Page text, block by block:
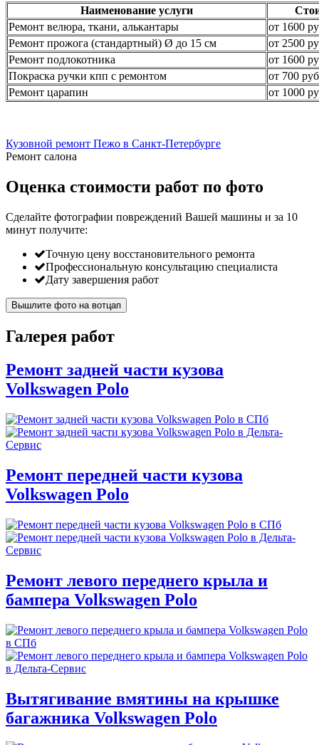
Наименование услуги
Ремонт велюра, ткани, алькантары
от 1600
Ремонт прожога (стандартный) Ø до 15 см
от 2500
Ремонт подлокотника
от 1600
Покраска ручки кпп с ремонтом
от 700
Ремонт царапин
от 1000
Кузовной ремонт Пежо в Санкт-Петербурге
Ремонт салона
Оценка стоимости работ по фото
Сделайте фотографии повреждений Вашей машины и за 10
минут получите:
Точную цену восстановительного ремонта
Профессиональную консультацию специалиста
Дату завершения работ
Вышлите фото на вотцап
Галерея работ
Ремонт задней части кузова
Volkswagen Polo
Ремонт передней части кузова
Volkswagen Polo
Ремонт левого переднего крыла и
бампера Volkswagen Polo
Вытягивание вмятины на крышке
багажника Volkswagen Polo